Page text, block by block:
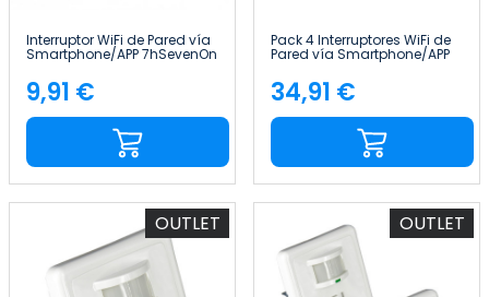
Interruptor WiFi de Pared vía
Smartphone/APP 7hSevenOn
Precio
9,91 €
Pack 4 Interruptores WiFi de
Pared vía Smartphone/APP
7hSevenOn Home
Precio
34,91 €
OUTLET OUTLET